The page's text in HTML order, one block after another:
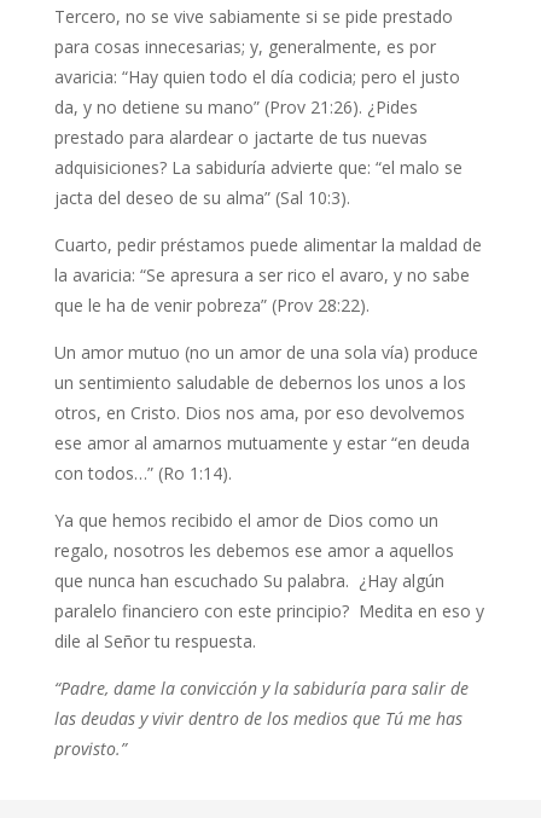
Tercero, no se vive sabiamente si se pide prestado
para cosas innecesarias; y, generalmente, es por
avaricia: “Hay quien todo el día codicia; pero el justo
da, y no detiene su mano” (Prov 21:26). ¿Pides
prestado para alardear o jactarte de tus nuevas
adquisiciones? La sabiduría advierte que: “el malo se
jacta del deseo de su alma” (Sal 10:3).
Cuarto, pedir préstamos puede alimentar la maldad de
la avaricia: “Se apresura a ser rico el avaro, y no sabe
que le ha de venir pobreza” (Prov 28:22).
Un amor mutuo (no un amor de una sola vía) produce
un sentimiento saludable de debernos los unos a los
otros, en Cristo. Dios nos ama, por eso devolvemos
ese amor al amarnos mutuamente y estar “en deuda
con todos…” (Ro 1:14).
Ya que hemos recibido el amor de Dios como un
regalo, nosotros les debemos ese amor a aquellos
que nunca han escuchado Su palabra. ¿Hay algún
paralelo financiero con este principio? Medita en eso y
dile al Señor tu respuesta.
“Padre, dame la convicción y la sabiduría para salir de
las deudas y vivir dentro de los medios que Tú me has
provisto.”